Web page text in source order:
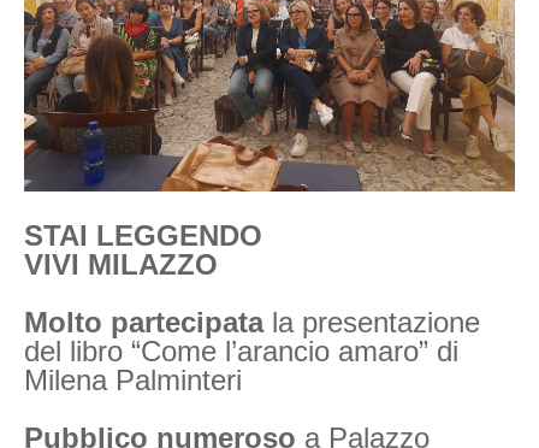
STAI LEGGENDO
VIVI MILAZZO
Molto partecipatala presentazione
del libro “Come l’arancio amaro” di
Milena Palminteri
Pubblico numeroso a Palazzo